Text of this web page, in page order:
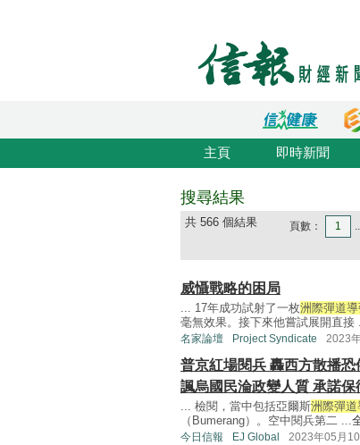
主頁 即時新聞
搜尋結果
共 566 個結果 頁數： 1
威懾戰略的困局
... 17年成功試射了一枚洲際彈道
毫無效果。接下來他嘗試展開直接
名家論壇 Project Syndicate 2023
普京紅場閱兵 轟西方散播恐
諷烏國民淪政變人質 承諾保
... 檢閱，當中包括亞爾斯洲際彈道
（Bumerang）。空中閱兵第二 ...
今日信報 EJ Global 2023年05月10